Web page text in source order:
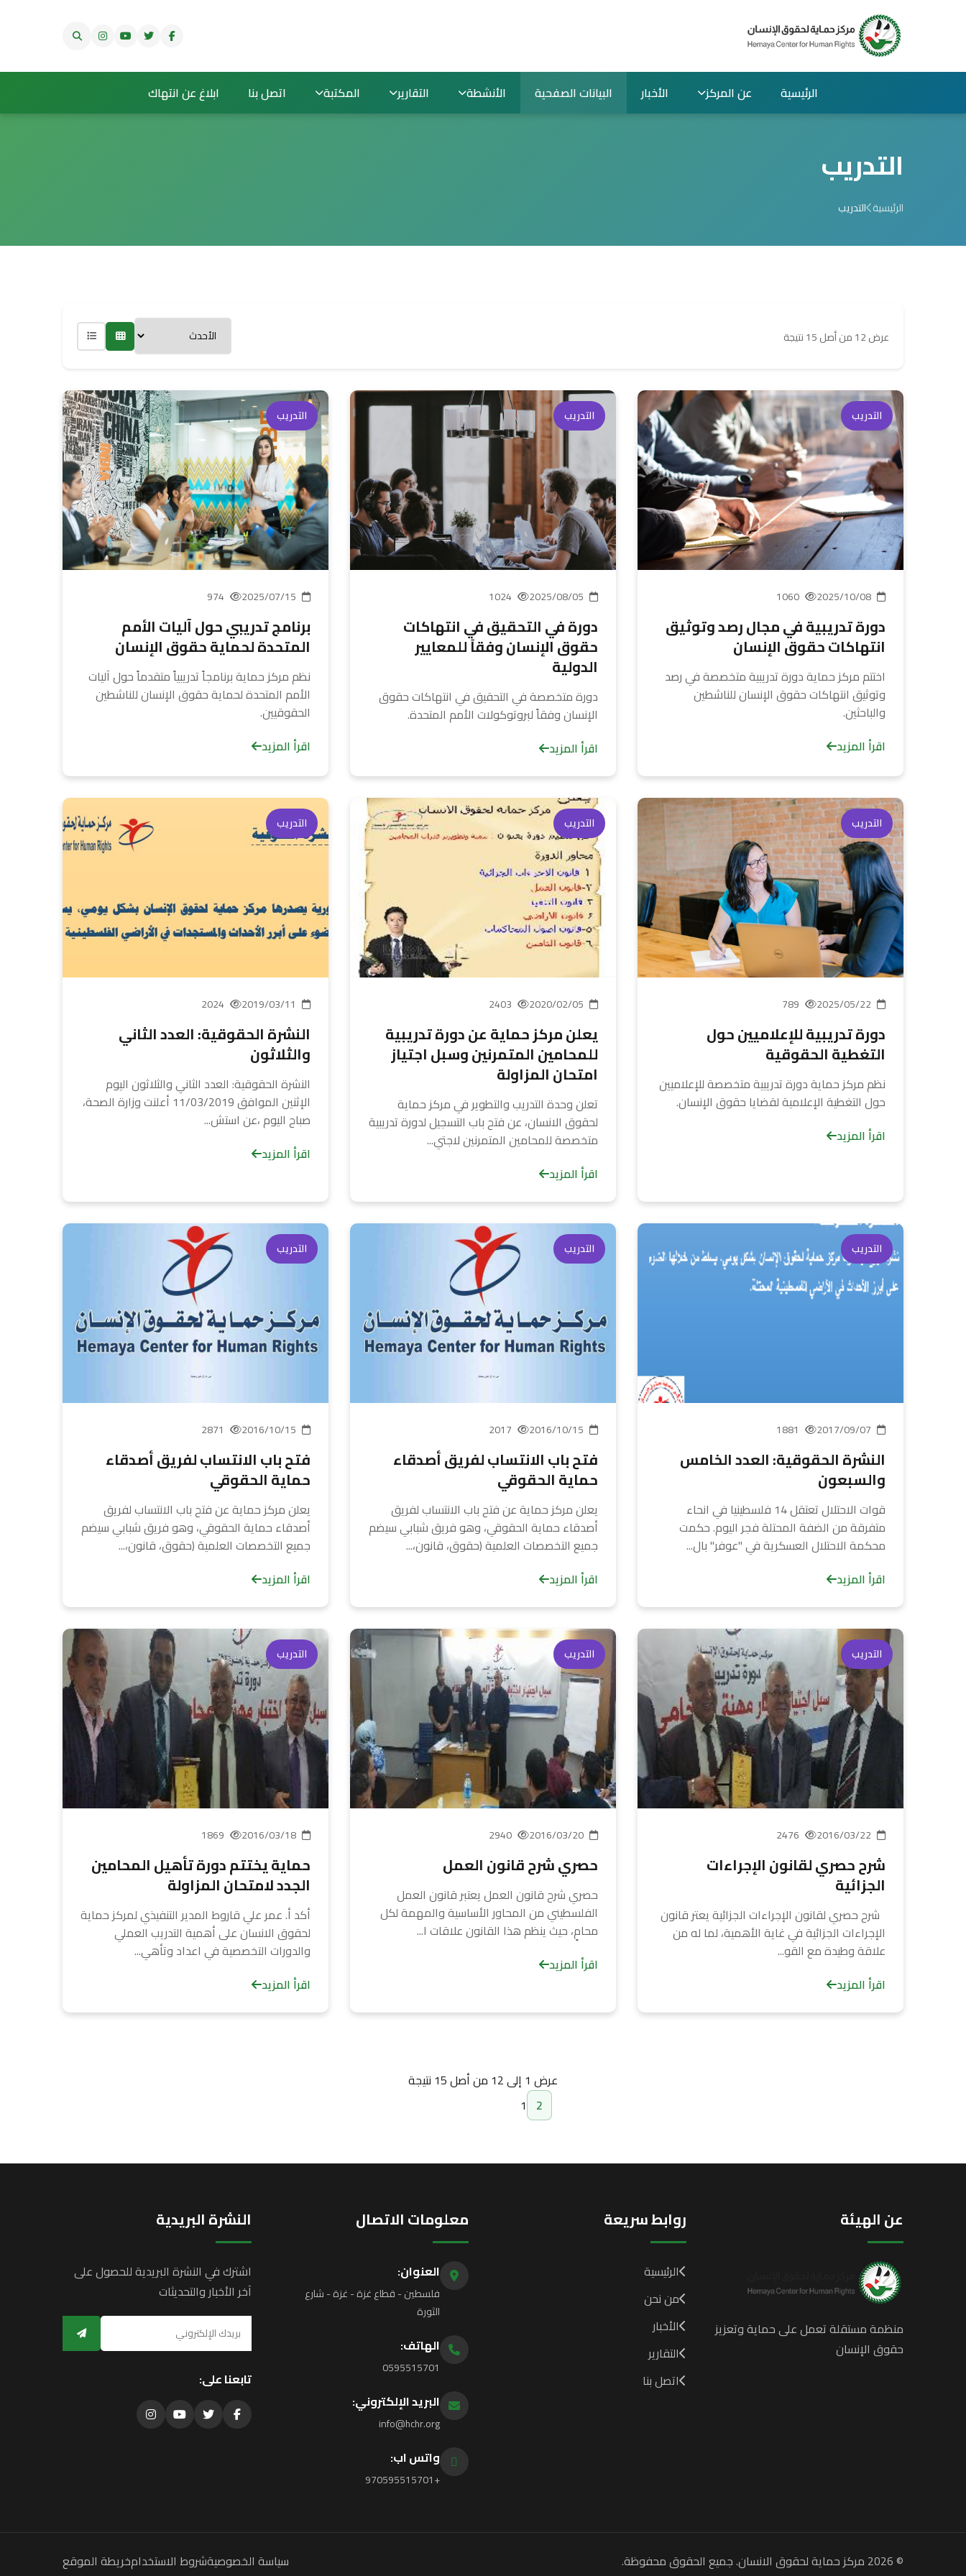
الرئيسية عن المركز الأخبار البيانات الصفحية الأنشطة التقارير المكتبة اتصل بنا ابلاغ عن انتهاك
التدريب
الرئيسية التدريب
عرض 12 من أصل 15 نتيجة
التدريب
دورة تدريبية في مجال رصد وتوثيق
انتهاكات حقوق الإنسان
اختتم مركز حماية دورة تدريبية متخصصة في رصد
وتوثيق انتهاكات حقوق الإنسان للناشطين
والباحثين.
اقرأ المزيد
التدريب
دورة في التحقيق في انتهاكات
حقوق الإنسان وفقاً للمعايير
الدولية
دورة متخصصة في التحقيق في انتهاكات حقوق
الإنسان وفقاً لبروتوكولات الأمم المتحدة.
اقرأ المزيد
التدريب
برنامج تدريبي حول آليات الأمم
المتحدة لحماية حقوق الإنسان
نظم مركز حماية برنامجاً تدريبياً متقدماً حول آليات
الأمم المتحدة لحماية حقوق الإنسان للناشطين
الحقوقيين.
اقرأ المزيد
التدريب
دورة تدريبية للإعلاميين حول
التغطية الحقوقية
نظم مركز حماية دورة تدريبية متخصصة للإعلاميين
حول التغطية الإعلامية لقضايا حقوق الإنسان.
اقرأ المزيد
التدريب
يعلن مركز حماية عن دورة تدريبية
للمحامين المتمرنين وسبل اجتياز
امتحان المزاولة
تعلن وحدة التدريب والتطوير في مركز حماية
لحقوق الانسان، عن فتح باب التسجيل لدورة تدريبية
متخصصة للمحامين المتمرنين لاجتي...
اقرأ المزيد
التدريب
النشرة الحقوقية: العدد الثاني
والثلاثون
النشرة الحقوقية: العدد الثاني والثلاثون اليوم
الإثنين الموافق 11/03/2019 أعلنت وزارة الصحة،
صباح اليوم ،عن استش...
اقرأ المزيد
التدريب
النشرة الحقوقية: العدد الخامس
والسبعون
قوات الاحتلال تعتقل 14 فلسطينيا في انحاء
متفرقة من الضفة المحتلة فجر اليوم. حكمت
محكمة الاحتلال العسكرية في "عوفر" بال...
اقرأ المزيد
التدريب
فتح باب الانتساب لفريق أصدقاء
حماية الحقوقي
يعلن مركز حماية عن فتح باب الانتساب لفريق
أصدقاء حماية الحقوقي، وهو فريق شبابي سيضم
جميع التخصصات العلمية (حقوق، قانون،...
اقرأ المزيد
التدريب
فتح باب الانتساب لفريق أصدقاء
حماية الحقوقي
يعلن مركز حماية عن فتح باب الانتساب لفريق
أصدقاء حماية الحقوقي، وهو فريق شبابي سيضم
جميع التخصصات العلمية (حقوق، قانون،...
اقرأ المزيد
التدريب
شرح حصري لقانون الإجراءات
الجزائية
شرح حصري لقانون الإجراءات الجزائية يعتر قانون
الإجراءات الجزائية في غاية الأهمية، لما له من
علاقة وطيدة مع القو...
اقرأ المزيد
التدريب
حصري شرح قانون العمل
حصري شرح قانون العمل يعتبر قانون العمل
الفلسطيني من المحاور الأساسية والمهمة لكل
محامٍ، حيث ينظم هذا القانون علاقات ا...
اقرأ المزيد
التدريب
حماية يختتم دورة تأهيل المحامين
الجدد لامتحان المزاولة
أكد أ. عمر علي قاروط المدير التنفيذي لمركز حماية
لحقوق الانسان على أهمية التدريب العملي
والدورات التخصصية في اعداد وتأهي...
اقرأ المزيد
عرض 1 إلى12 من أصل15 نتيجة
1 2
عن الهيئة
منظمة مستقلة تعمل على حماية وتعزيز
حقوق الإنسان
روابط سريعة
الرئيسية
من نحن
الأخبار
التقارير
اتصل بنا
معلومات الاتصال
العنوان:
فلسطين - قطاع غزة - غزة - شارع
الثورة
الهاتف:
0595515701
البريد الإلكتروني:
info@hchr.org
واتس اب:
+970595515701
النشرة البريدية
اشترك في النشرة البريدية للحصول على
آخر الأخبار والتحديثات
تابعنا على:
© 2026 مركز حماية لحقوق الانسان. جميع الحقوق محفوظة. سياسة الخصوصيةشروط الاستخدامخريطة الموقع